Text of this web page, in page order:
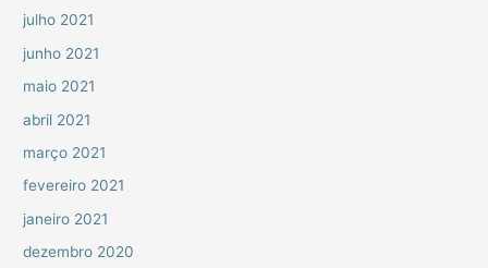
julho 2021
junho 2021
maio 2021
abril 2021
março 2021
fevereiro 2021
janeiro 2021
dezembro 2020